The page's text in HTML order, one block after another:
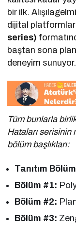
bir ilk.
dijital
series)
baştan sona
deneyim sunuyor.
Tüm bunlarla
Hataları serisinin
bölüm başlıkları:
Tanıtım
Bölüm #1:
Bölüm #2:
Bölüm #3: